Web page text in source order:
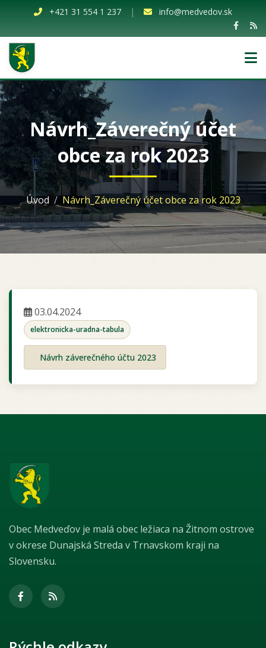
+421 31 554 1 237 | info@medvedov.sk
Návrh_Záverečný účet
obce za rok 2023
Úvod Návrh_Záverečný účet obce za rok 2023
03.04.2024
elektronicka-uradna-tabula
Návrh záverečného účtu 2023
Obec Medveďov je malá obec ležiaca na Žitnom ostrove
v okrese Dunajská Streda v Trnavskom kraji na
Slovensku.